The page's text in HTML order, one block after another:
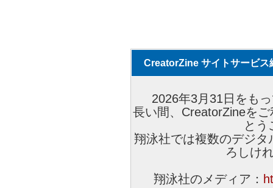
CreatorZine サイトサービス
2026年3月31日をも
長い間、CreatorZineを
とう
翔泳社では複数のデジ
ろしけ
翔泳社のメディア：